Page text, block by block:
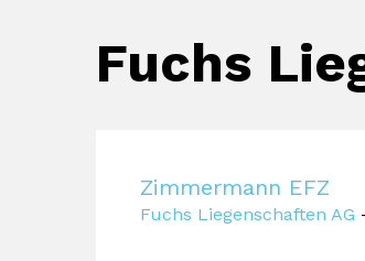
Fuchs
Zimmermann EFZ
Fuchs Liegenschaften AG